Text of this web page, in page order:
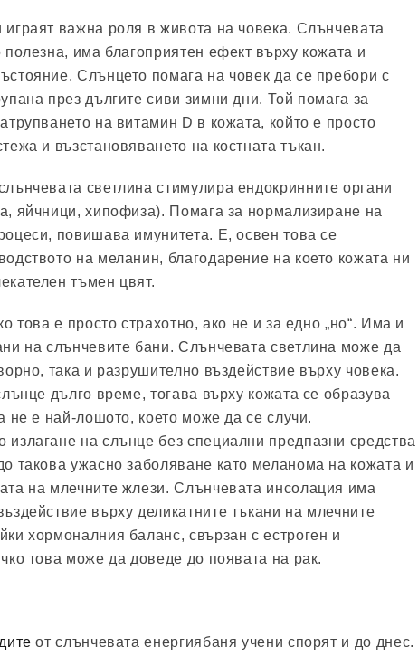
важна роля в живота на човека. Слънчевата
полезна, има благоприятен ефект върху кожата и
Слънцето помага на човек да се пребори с
през дългите сиви зимни дни. Той помага за
на витамин D в кожата, който е просто
и възстановяването на костната тъкан.
светлина стимулира ендокринните органи
яйчници, хипофиза). Помага за нормализиране на
повишава имунитета. Е, освен това се
на меланин, благодарение на което кожата ни
тъмен цвят.
това е просто страхотно, ако не и за едно „но“. Има и
на слънчевите бани. Слънчевата светлина може да
така и разрушително въздействие върху човека.
дълго време, тогава върху кожата се образува
не е най-лошото, което може да се случи.
излагане на слънце без специални предпазни средства
такова ужасно заболяване като меланома на кожата и
на млечните жлези. Слънчевата инсолация има
върху деликатните тъкани на млечните
хормоналния баланс, свързан с естроген и
това може да доведе до появата на рак.
от слънчевата енергиябаня учени спорят и до днес.